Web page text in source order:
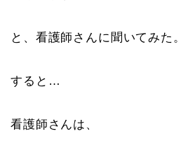
と、看護師さんに聞いてみた。
すると…
看護師さんは、